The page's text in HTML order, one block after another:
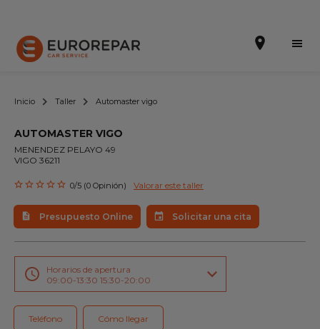
Solicitar una cita
Presupuesto Online
Incorporarse a la RED
La Marca
Promociones
Inicio Taller Automaster vigo
AUTOMASTER VIGO
MENENDEZ PELAYO 49
VIGO 36211
0/5 (0 Opinión) Valorar este taller
Presupuesto Online Solicitar una cita
Horarios de apertura
09:00-13:30 15:30-20:00
Teléfono Cómo llegar